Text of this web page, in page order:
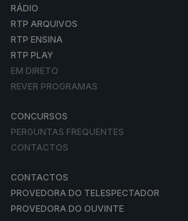
RÁDIO
RTP ARQUIVOS
RTP ENSINA
RTP PLAY
EM DIRETO
REVER PROGRAMAS
CONCURSOS
PERGUNTAS FREQUENTES
CONTACTOS
CONTACTOS
PROVEDORA DO TELESPECTADOR
PROVEDORA DO OUVINTE